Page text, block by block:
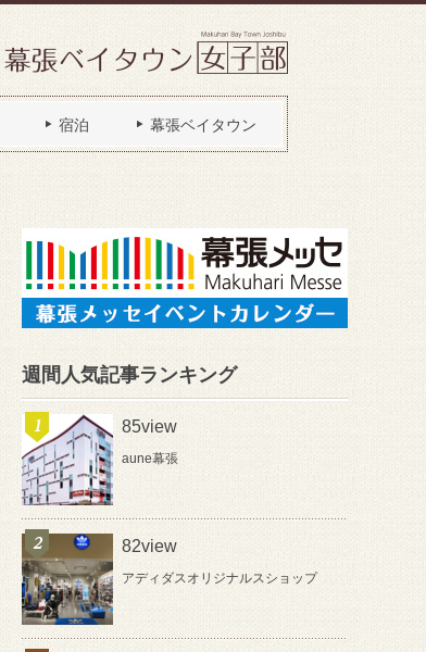
宿泊 幕張ベイタウン
週間人気記事ランキング
85view
aune幕張
82view
アディダスオリジナルスショップ